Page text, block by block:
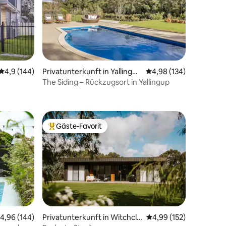
Bewertungen
Bewertung: 4,9 von 5, 144 Bewertungen
4,9 (144)
Privatunterkunft in Yallingup
Siding
Durchschnittliche
4,98 (134)
The Siding – Rückzugsort in Yallingup
Bewertungen Bewertung: 4,96 von 5, 144 Bewertungen
4,96 (144)
Beliebter Gäste-Favorit.
Gäste-Favorit
Privatunterkunft in Witchcli
Durchschnittliche
4,99 (152)